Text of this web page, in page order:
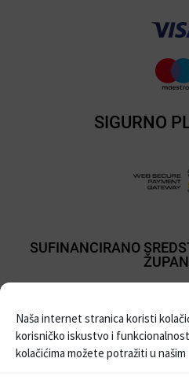
Naša internet stranica koristi
korisničko iskustvo i
kolačićima možete potražiti u našim
SIGURNO
SUFINANCIRANO